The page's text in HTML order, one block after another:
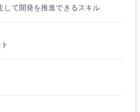
して開発を推進できるスキル